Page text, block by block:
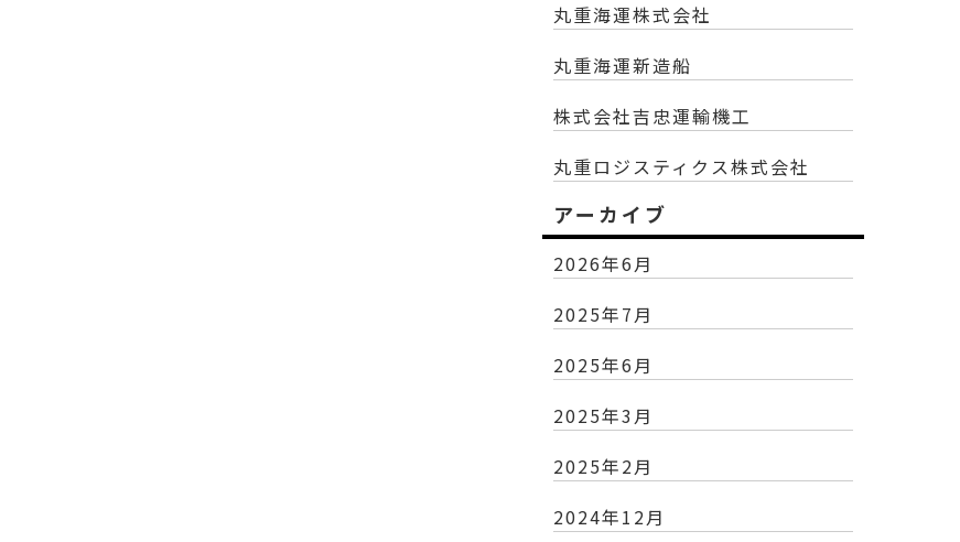
丸重海運株式会社
丸重海運新造船
株式会社吉忠運輸機工
丸重ロジスティクス株式会社
アーカイブ
2026年6月
2025年7月
2025年6月
2025年3月
2025年2月
2024年12月